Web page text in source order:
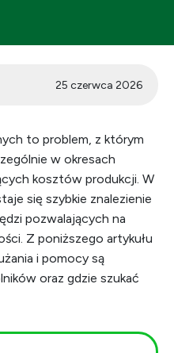
25 czerwca 2026
to problem, z którym
w okresach
kosztów produkcji. W
się szybkie znalezienie
pozwalających na
Z poniższego artykułu
i pomocy są
oraz gdzie szukać